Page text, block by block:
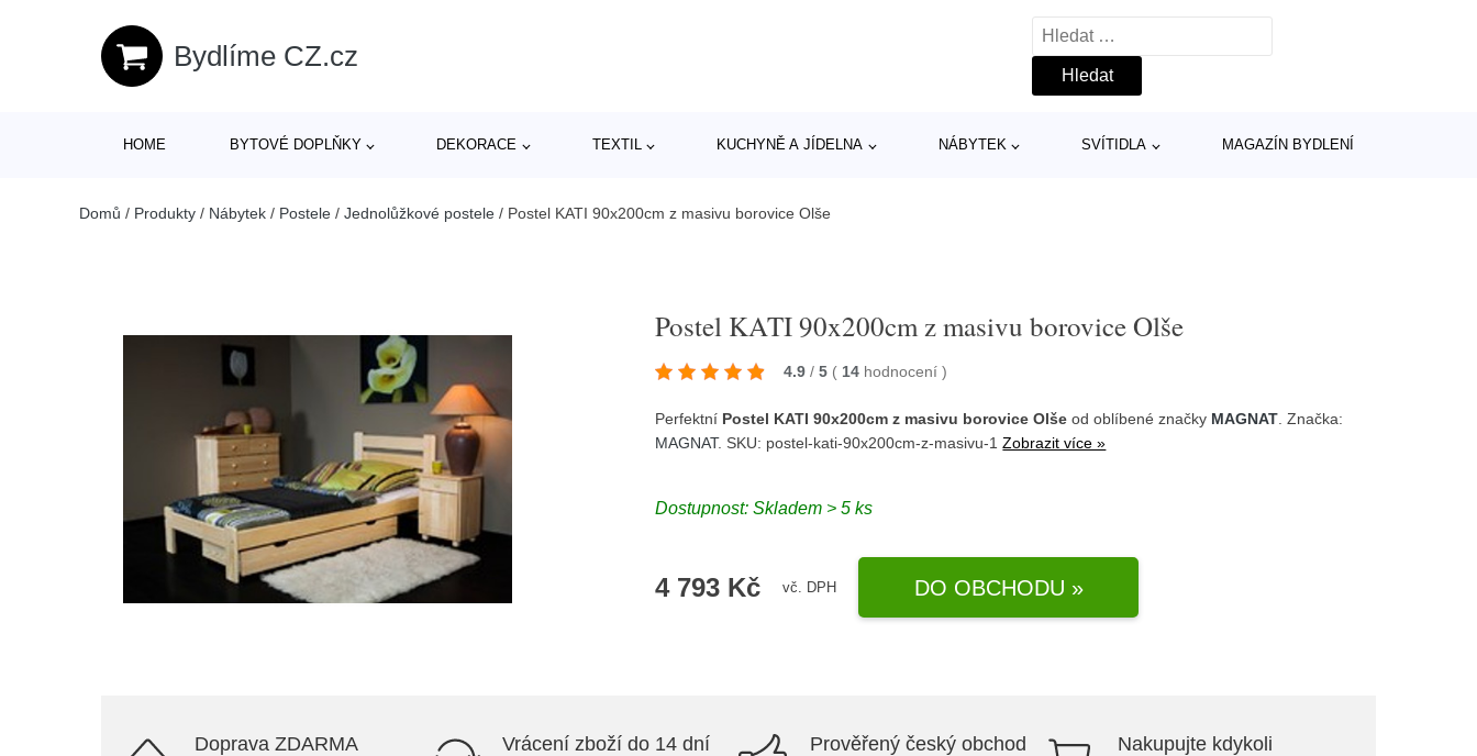
Bydlíme CZ.cz
Vyhledávání
HOME BYTOVÉ DOPLŇKY DEKORACE TEXTIL KUCHYNĚ A JÍDELNA NÁBYTEK SVÍTIDLA MAGAZÍN BYDLENÍ
Domů / Produkty / Nábytek / Postele / Jednolůžkové postele / Postel KATI 90x200cm z masivu borovice Olše
Postel KATI 90x200cm z masivu borovice Olše
4.9 / 5 ( 14 hodnocení)
Perfektní Postel KATI 90x200cm z masivu borovice Olše od oblíbené značky MAGNAT . Značka:
MAGNAT. SKU: postel-kati-90x200cm-z-masivu-1Zobrazit více »
Dostupnost:Skladem > 5 ks
4 793 Kč vč. DPH DO OBCHODU »
Doprava ZDARMA Vrácení zboží do 14 dní Prověřený český obchod Nakupujte kdykoli